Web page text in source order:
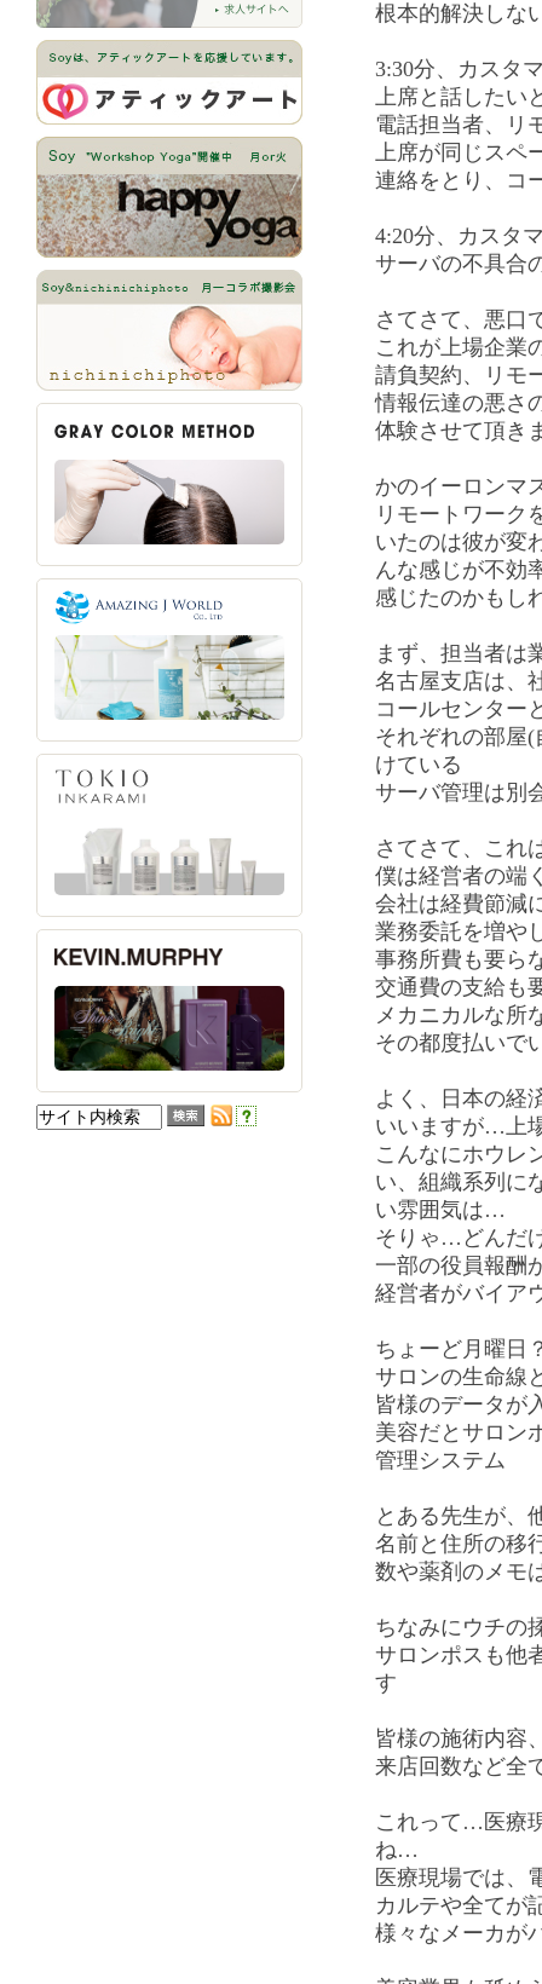
根本的解決しな
3:30分、カスタ
上席と話したい
電話担当者、リ
上席が同じスペ
連絡をとり、コ
4:20分、カスタ
サーバの不具合
さてさて、悪口
これが上場企業
請負契約、リモ
情報伝達の悪さ
体験させて頂き
かのイーロンマ
リモートワーク
いたのは彼が変
んな感じが不効
感じたのかもし
まず、担当者は
名古屋支店は、
コールセンター
それぞれの部屋
けている
サーバ管理は別
さてさて、これ
僕は経営者の端
会社は経費節減
業務委託を増や
事務所費も要ら
交通費の支給も
メカニカルな所
その都度払いで
よく、日本の経
いいますが…上
こんなにホウレ
い、組織系列に
い雰囲気は…
そりゃ…どんだ
一部の役員報酬
経営者がバイア
ちょーど月曜日
サロンの生命線
皆様のデータが
美容だとサロン
管理システム
とある先生が、
名前と住所の移
数や薬剤のメモ
ちなみにウチの
サロンポスも他
す
皆様の施術内容
来店回数など全
これって…医療
ね…
医療現場では、
カルテや全てが
様々なメーカが